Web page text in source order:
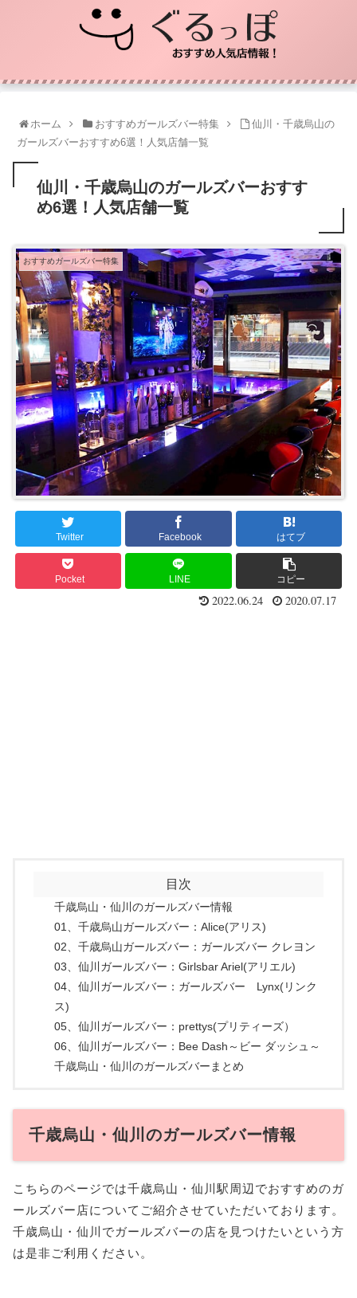
ホーム おすすめガールズバー特集
仙川・千歳烏山の
ガールズバーおすすめ6選！人気店舗一覧
仙川・千歳烏山のガールズバーおすす
め6選！人気店舗一覧
おすすめガールズバー特集
Twitter Facebook はてブ
Pocket LINE コピー
2022.06.24 2020.07.17
目次
千歳烏山・仙川のガールズバー情報
01、千歳烏山ガールズバー：Alice(アリス)
02、千歳烏山ガールズバー：ガールズバー クレヨン
03、仙川ガールズバー：Girlsbar Ariel(アリエル)
04、仙川ガールズバー：ガールズバー Lynx(リンク
ス)
05、仙川ガールズバー：prettys(プリティーズ）
06、仙川ガールズバー：Bee Dash～ビー ダッシュ～
千歳烏山・仙川のガールズバーまとめ
千歳烏山・仙川のガールズバー情報
こちらのページでは千歳烏山・仙川駅周辺でおすすめのガ
ールズバー店についてご紹介させていただいております。
千歳烏山・仙川でガールズバーの店を見つけたいという方
は是非ご利用ください。